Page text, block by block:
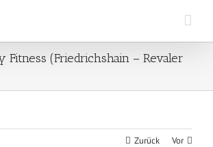
Fitness (Friedrichshain – Revaler
Zurück Vor